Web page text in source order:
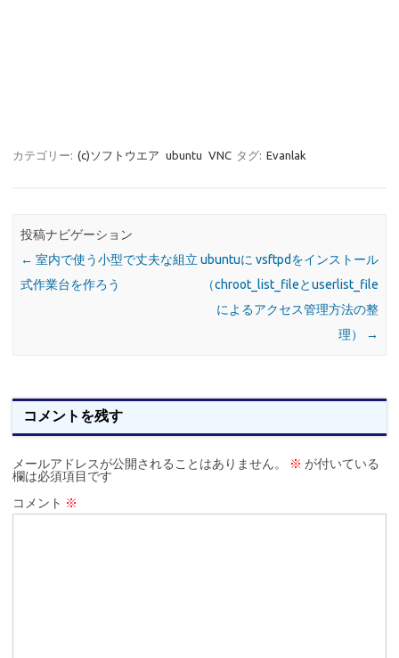
カテゴリー: (c)ソフトウエア ubuntu VNC タグ: Evanlak
投稿ナビゲーション
← 室内で使う小型で丈夫な組立
式作業台を作ろう
ubuntuに vsftpdをインストール
（chroot_list_fileとuserlist_file
によるアクセス管理方法の整
理）
→
コメントを残す
メールアドレスが公開されることはありません。 ※ が付いている
欄は必須項目です
コメント ※